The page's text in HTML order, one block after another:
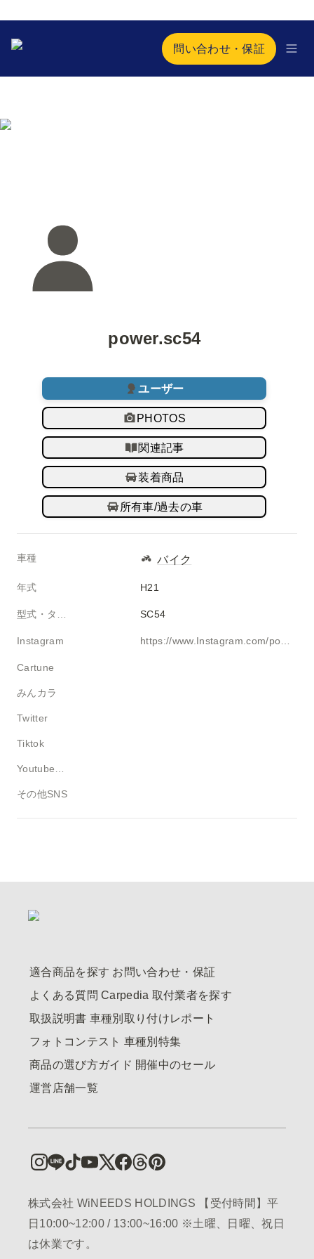
問い合わせ・保証
power.sc54
ユーザー
PHOTOS
関連記事
装着商品
所有車/過去の車
車種 バイク
年式 H21
SC54
Instagram
Cartune
みんカラ
Twitter
Tiktok
その他SNS
適合商品を探す お問い合わせ・保証
よくある質問 Carpedia 取付業者を探す
取扱説明書 車種別取り付けレポート
フォトコンテスト 車種別特集
商品の選び方ガイド 開催中のセール
運営店舗一覧
株式会社 WiNEEDS HOLDINGS 【受付時間】平
日10:00~12:00 / 13:00~16:00 ※土曜、日曜、祝日
は休業です。